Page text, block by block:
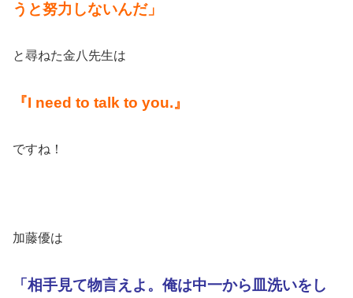
うと努力しないんだ」
と尋ねた金八先生は
『I need to talk to you.』
ですね！
加藤優は
「相手見て物言えよ。俺は中一から皿洗いをし